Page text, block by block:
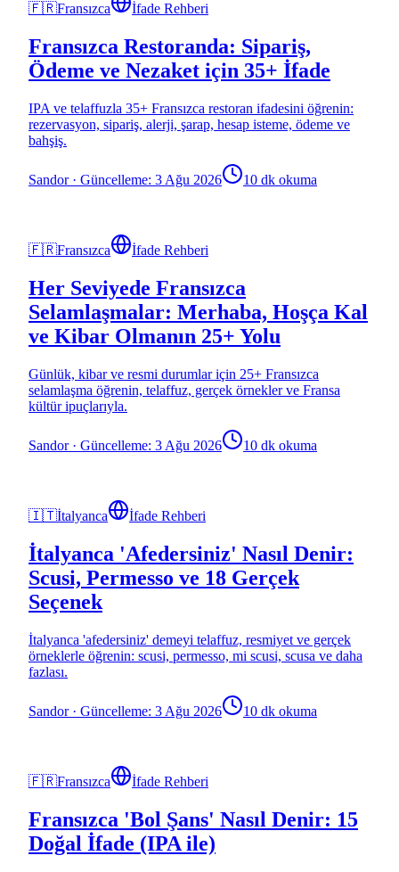
🇫🇷Fransızca İfade Rehberi
Fransızca Restoranda: Sipariş,
Ödeme ve Nezaket için 35+ İfade
IPA ve telaffuzla 35+ Fransızca restoran ifadesini öğrenin:
rezervasyon, sipariş, alerji, şarap, hesap isteme, ödeme ve
bahşiş.
Sandor· Güncelleme: 3 Ağu 2026 10 dk okuma
🇫🇷Fransızca İfade Rehberi
Her Seviyede Fransızca
Selamlaşmalar: Merhaba, Hoşça Kal
ve Kibar Olmanın 25+ Yolu
Günlük, kibar ve resmi durumlar için 25+ Fransızca
selamlaşma öğrenin, telaffuz, gerçek örnekler ve Fransa
kültür ipuçlarıyla.
Sandor· Güncelleme: 3 Ağu 2026 10 dk okuma
🇮🇹İtalyanca İfade Rehberi
İtalyanca 'Afedersiniz' Nasıl Denir:
Scusi, Permesso ve 18 Gerçek
Seçenek
İtalyanca 'afedersiniz' demeyi telaffuz, resmiyet ve gerçek
örneklerle öğrenin: scusi, permesso, mi scusi, scusa ve daha
fazlası.
Sandor· Güncelleme: 3 Ağu 2026 10 dk okuma
🇫🇷Fransızca İfade Rehberi
Fransızca 'Bol Şans' Nasıl Denir: 15
Doğal İfade (IPA ile)